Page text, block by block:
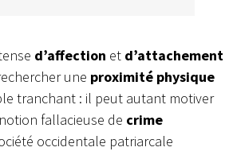
d’affection et d’attachement
une proximité physique
tranchant : il peut autant motiver
fallacieuse de crime
occidentale patriarcale